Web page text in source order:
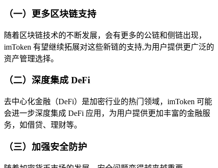
（一）更多区块链支持
随着区块链技术的不断发展，会有更多的公链和侧链出现，
imToken 有望继续拓展对这些新链的支持,为用户提供更广泛的
资产管理选择。
（二）深度集成 DeFi
去中心化金融（DeFi）是加密行业的热门领域，imToken 可能
会进一步深度集成 DeFi 应用，为用户提供更加丰富的金融服
务，如借贷、理财等。
（三）加强安全防护